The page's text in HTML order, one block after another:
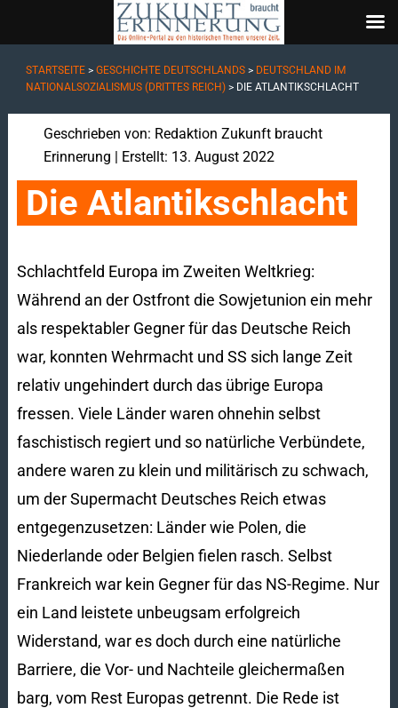
STARTSEITE> GESCHICHTE DEUTSCHLANDS> DEUTSCHLAND IM
NATIONALSOZIALISMUS (DRITTES REICH)> DIE ATLANTIKSCHLACHT
Geschrieben von: Redaktion Zukunft braucht
Erinnerung | Erstellt: 13. August 2022
Die Atlantikschlacht
Schlachtfeld Europa im Zweiten Weltkrieg:
Während an der Ostfront die Sowjetunion ein mehr
als respektabler Gegner für das Deutsche Reich
war, konnten Wehrmacht und SS sich lange Zeit
relativ ungehindert durch das übrige Europa
fressen. Viele Länder waren ohnehin selbst
faschistisch regiert und so natürliche Verbündete,
andere waren zu klein und militärisch zu schwach,
um der Supermacht Deutsches Reich etwas
entgegenzusetzen: Länder wie Polen, die
Niederlande oder Belgien fielen rasch. Selbst
Frankreich war kein Gegner für das NS-Regime. Nur
ein Land leistete unbeugsam erfolgreich
Widerstand, war es doch durch eine natürliche
Barriere, die Vor- und Nachteile gleichermaßen
barg, vom Rest Europas getrennt. Die Rede ist